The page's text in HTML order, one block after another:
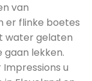
van
er flinke boetes
water gelaten
gaan lekken.
u